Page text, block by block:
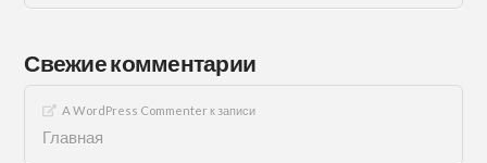
Свежие комментарии
A WordPress Commenterк записи
Главная